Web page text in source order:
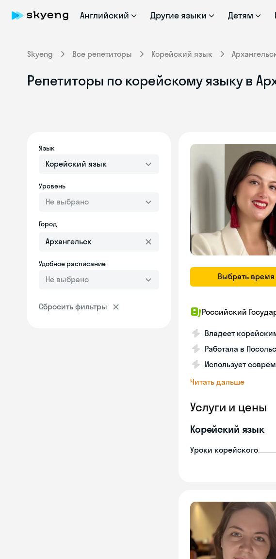
Английский Другие языки Детям
Skyeng Все репетиторы Корейский язык
Репетиторы по корейскому языку в
Язык
Корейский язык
Уровень
Не выбрано
Город
Удобное расписание
Не выбрано
Сбросить фильтры
Выбрать время
Российский
Владеет
Работала в
Использует
Читать дальше
Услуги и цены
Корейский язык
Уроки корейского